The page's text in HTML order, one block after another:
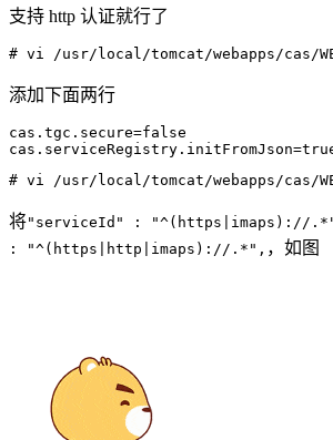
支持 http 认证就行了
# vi /usr/local/tomcat/webapps/cas/
添加下面两行
cas.tgc.secure=false
cas.serviceRegistry.initFromJson=
# vi /usr/local/tomcat/webapps/cas/
将"serviceId" : "^(https|imaps)://
: "^(https|http|imaps)://.*", ，如图